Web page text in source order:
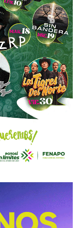
de San Luis se
Miranda